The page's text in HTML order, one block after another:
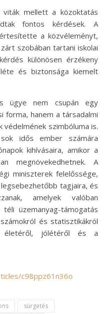
mellett a közoktatás
fontos kérdések. A
a közvéleményt,
szobában tartani iskolai
különösen érzékeny
és biztonsága kiemelt
ügye nem csupán egy
forma, hanem a társadalmi
szimbóluma is.
idős ember számára
kihívásaira, amikor a
megnövekedhetnek. A
miniszterek felelőssége,
tagjaira, és
amelyek valóban
üzemanyag-támogatás
és statisztikákról
életéről, jólétéről és a
c98ppz61n36o
sürgetés